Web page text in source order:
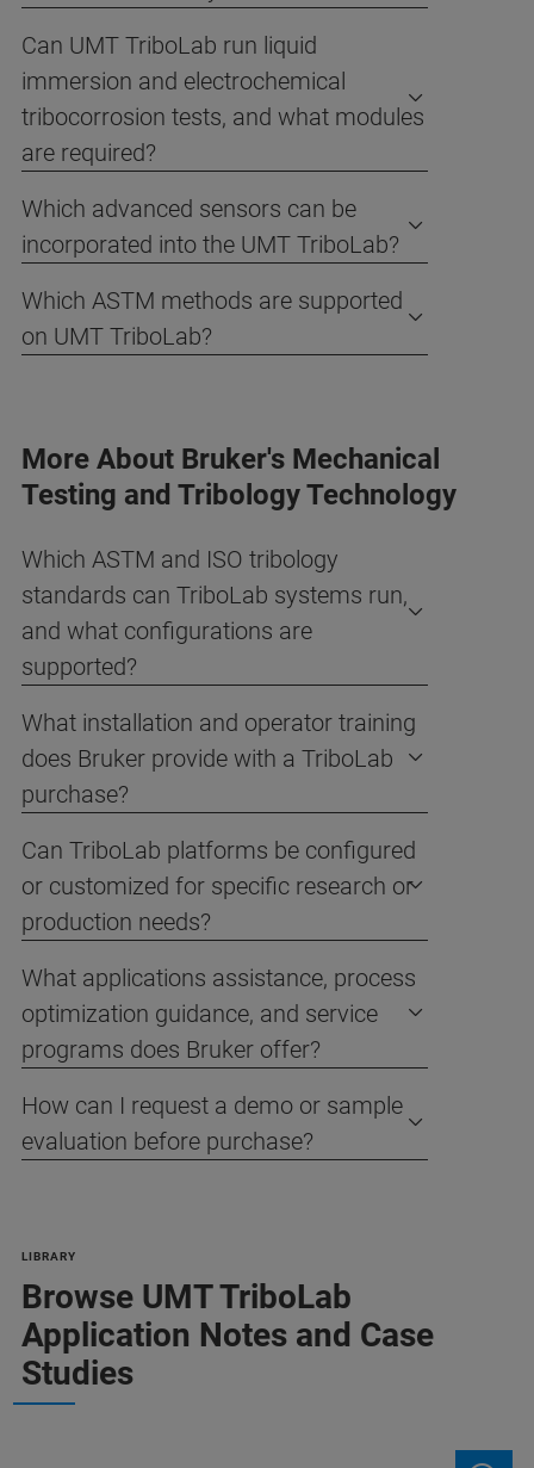
Can UMT TriboLab run liquid
immersion and electrochemical
tribocorrosion tests, and what modules
are required?
Which advanced sensors can be
incorporated into the UMT TriboLab?
Which ASTM methods are supported
on UMT TriboLab?
More About Bruker's Mechanical
Testing and Tribology Technology
Which ASTM and ISO tribology
standards can TriboLab systems run,
and what configurations are
supported?
What installation and operator training
does Bruker provide with a TriboLab
purchase?
Can TriboLab platforms be configured
or customized for specific research or
production needs?
What applications assistance, process
optimization guidance, and service
programs does Bruker offer?
How can I request a demo or sample
evaluation before purchase?
LIBRARY
Browse UMT TriboLab
Application Notes and Case
Studies